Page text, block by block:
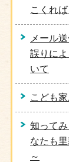
こくれば
メール
誤りに
いて
こども
知って
なたも
～